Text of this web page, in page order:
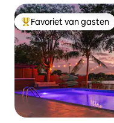
Topfavoriet van gasten
Favoriet van gasten